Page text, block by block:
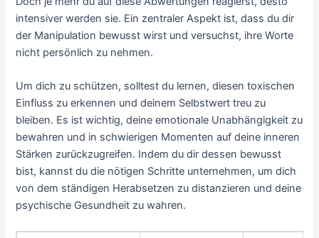
intensiver werden sie. Ein zentraler Aspekt ist, dass du dir
der Manipulation bewusst wirst und versuchst, ihre Worte
nicht persönlich zu nehmen.
Um dich zu schützen, solltest du lernen, diesen toxischen
Einfluss zu erkennen und deinem Selbstwert treu zu
bleiben. Es ist wichtig, deine emotionale Unabhängigkeit zu
bewahren und in schwierigen Momenten auf deine inneren
Stärken zurückzugreifen. Indem du dir dessen bewusst
bist, kannst du die nötigen Schritte unternehmen, um dich
von dem ständigen Herabsetzen zu distanzieren und deine
psychische Gesundheit zu wahren.